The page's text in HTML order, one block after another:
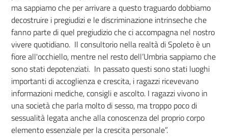
ma sappiamo che per arrivare a questo traguardo dobbiamo
decostruire i pregiudizi e le discriminazione intrinseche che
fanno parte di quel pregiudizio che ci accompagna nel nostro
vivere quotidiano. Il consultorio nella realtà di Spoleto è un
fiore all'occhiello, mentre nel resto dell’Umbria sappiamo che
sono stati depotenziati. In passato questi sono stati luoghi
importanti di accoglienza e crescita, i ragazzi ricevevano
informazioni mediche, consigli e ascolto. I ragazzi vivono in
una società che parla molto di sesso, ma troppo poco di
sessualità legata anche alla conoscenza del proprio corpo
elemento essenziale per la crescita personale”.